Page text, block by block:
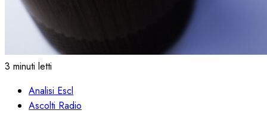
3 minuti letti
Analisi Escl
Ascolti Radio